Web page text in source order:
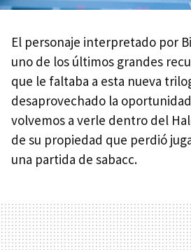
El personaje interpretado por
uno de los últimos grandes
que le faltaba a esta nueva
desaprovechado la
volvemos a verle dentro del
de su propiedad que perdió
una partida de sabacc.